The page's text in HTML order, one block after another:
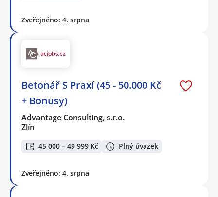
Zveřejněno: 4. srpna
Betonář S Praxí (45 - 50.000 Kč
+ Bonusy)
Advantage Consulting, s.r.o.
Zlín
45 000 – 49 999 Kč Plný úvazek
Zveřejněno: 4. srpna